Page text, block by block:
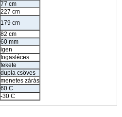
77 cm
227 cm
179 cm
82 cm
60 mm
igen
fogasléces
fekete
dupla csöves
menetes zárás
60 C
-30 C